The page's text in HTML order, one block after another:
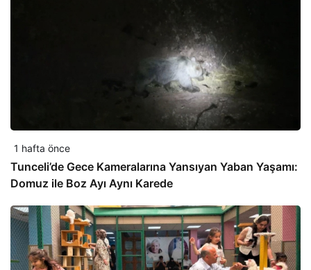
1 hafta önce
Tunceli’de Gece Kameralarına Yansıyan Yaban Yaşamı:
Domuz ile Boz Ayı Aynı Karede